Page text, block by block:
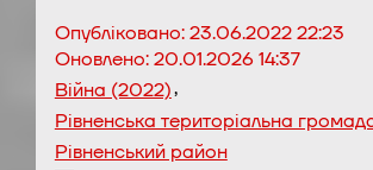
Опубліковано:23.06.2022 22:23
Оновлено:20.01.2026 14:37
Війна (2022),
Рівненська територіальна
Рівненський район